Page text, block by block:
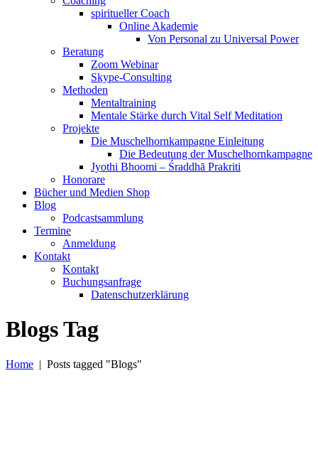
spiritueller Coach
Online Akademie
Von Personal zu Universal Power
Beratung
Zoom Webinar
Skype-Consulting
Methoden
Mentaltraining
Mentale Stärke durch Vital Self Meditation
Projekte
Die Muschelhornkampagne Einleitung
Die Bedeutung der Muschelhornkampagne
Jyothi Bhoomi – Śraddhā Prakriti
Honorare
Bücher und Medien Shop
Blog
Podcastsammlung
Termine
Anmeldung
Kontakt
Kontakt
Buchungsanfrage
Datenschutzerklärung
Blogs Tag
Home | Posts tagged "Blogs"